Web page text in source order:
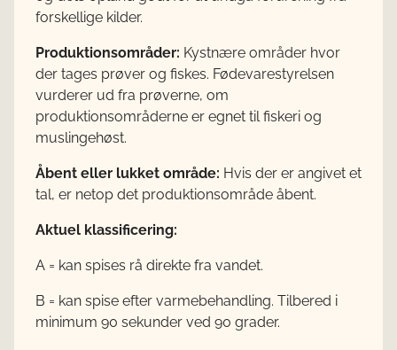
forskellige kilder.
Produktionsområder: Kystnære områder hvor
der tages prøver og fiskes. Fødevarestyrelsen
vurderer ud fra prøverne, om
produktionsområderne er egnet til fiskeri og
muslingehøst.
Åbent eller lukket område: Hvis der er angivet et
tal, er netop det produktionsområde åbent.
Aktuel klassificering:
A = kan spises rå direkte fra vandet.
B = kan spise efter varmebehandling. Tilbered i
minimum 90 sekunder ved 90 grader.